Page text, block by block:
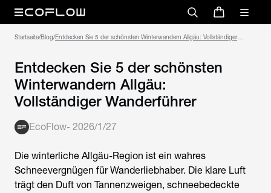
Startseite/Blog/Entdecken Sie 5 der schönsten Winterwandern Allgäu: Vollständiger
Entdecken Sie 5 der schönsten
Winterwandern Allgäu:
Vollständiger Wanderführer
EcoFlow- 2026/1/27
Die winterliche Allgäu-Region ist ein wahres
Schneevergnügen für Wanderliebhaber. Die klare Luft
trägt den Duft von Tannenzweigen, schneebedeckte